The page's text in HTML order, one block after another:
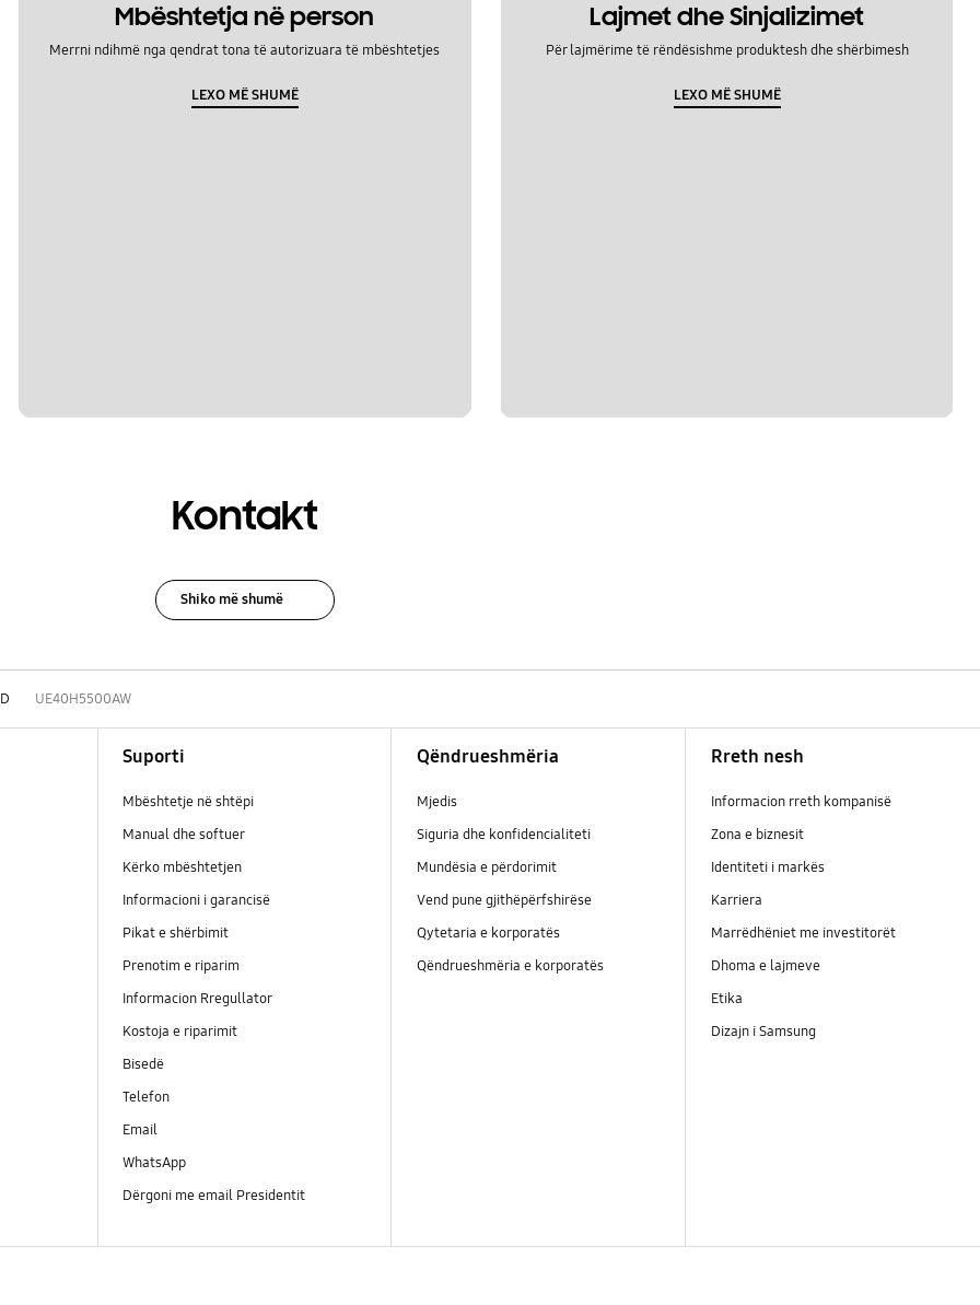
Mbështetja në person
Merrni ndihmë nga qendrat tona të autorizuara të mbështetjes
LEXO MË SHUMË
Lajmet dhe Sinjalizimet
Për lajmërime të rëndësishme produktesh dhe shërbimesh
LEXO MË SHUMË
Kontakt
Shiko më shumë
UE40H5500AW
Suporti
Mbështetje në shtëpi
Manual dhe softuer
Kërko mbështetjen
Informacioni i garancisë
Pikat e shërbimit
Prenotim e riparim
Informacion Rregullator
Kostoja e riparimit
Bisedë
Telefon
Email
WhatsApp
Dërgoni me email Presidentit
Qëndrueshmëria
Mjedis
Siguria dhe konfidencialiteti
Mundësia e përdorimit
Vend pune gjithëpërfshirëse
Qytetaria e korporatës
Qëndrueshmëria e korporatës
Rreth nesh
Informacion rreth kompanisë
Zona e biznesit
Identiteti i markës
Karriera
Marrëdhëniet me investitorët
Dhoma e lajmeve
Etika
Dizajn i Samsung